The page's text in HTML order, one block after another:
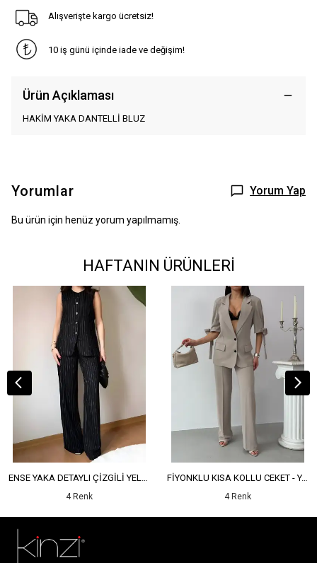
Alışverişte kargo ücretsiz!
10 iş günü içinde iade ve değişim!
Ürün Açıklaması
HAKİM YAKA DANTELLİ BLUZ
Yorumlar Yorum Yap
Bu ürün için henüz yorum yapılmamış.
HAFTANIN ÜRÜNLERİ
ENSE YAKA DETAYLI ÇİZGİLİ YELEK - YÜKSEK BEL DETAYLI ÇİZGİLİ PANTOLON
4 Renk
FİYONKLU KISA KOLLU CEKET - YÜKSEK BEL SALAŞ PANTOLON
4 Renk